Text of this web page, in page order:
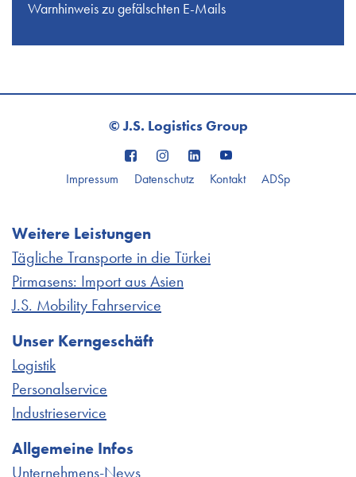
Warnhinweis zu gefälschten E-Mails
© J.S. Logistics Group
Impressum Datenschutz Kontakt ADSp
Weitere Leistungen
Tägliche Transporte in die Türkei
Pirmasens: Import aus Asien
J.S. Mobility Fahrservice
Unser Kerngeschäft
Logistik
Personalservice
Industrieservice
Allgemeine Infos
Unternehmens-News